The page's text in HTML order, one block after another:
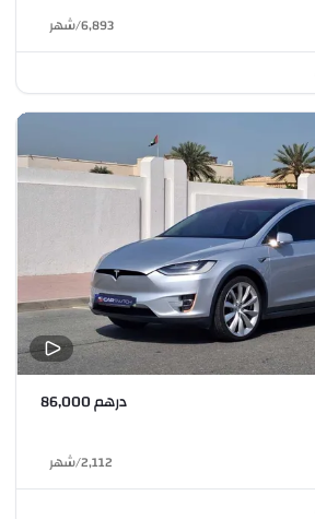
6,893
/شهر
درهم 86,000
2,112
/شهر